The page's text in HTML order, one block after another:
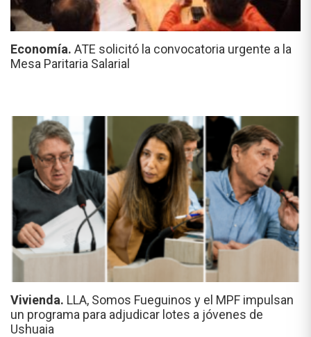
Economía. ATE solicitó la convocatoria urgente a la
Mesa Paritaria Salarial
Vivienda. LLA, Somos Fueguinos y el MPF impulsan
un programa para adjudicar lotes a jóvenes de
Ushuaia